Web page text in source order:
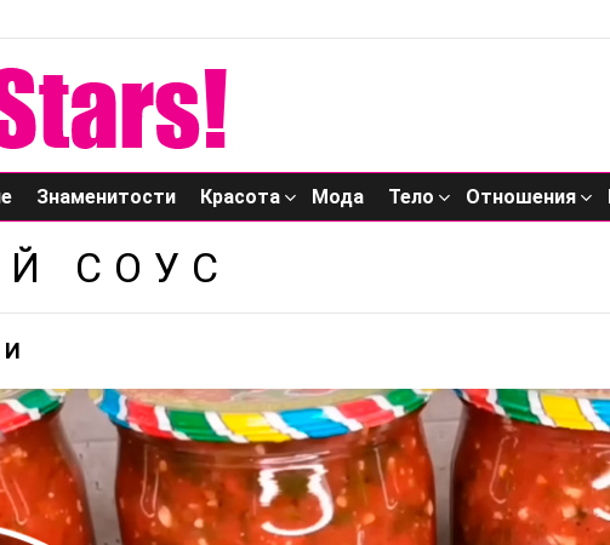
Знаменитости Красота Мода Тело Отношения
СОУС